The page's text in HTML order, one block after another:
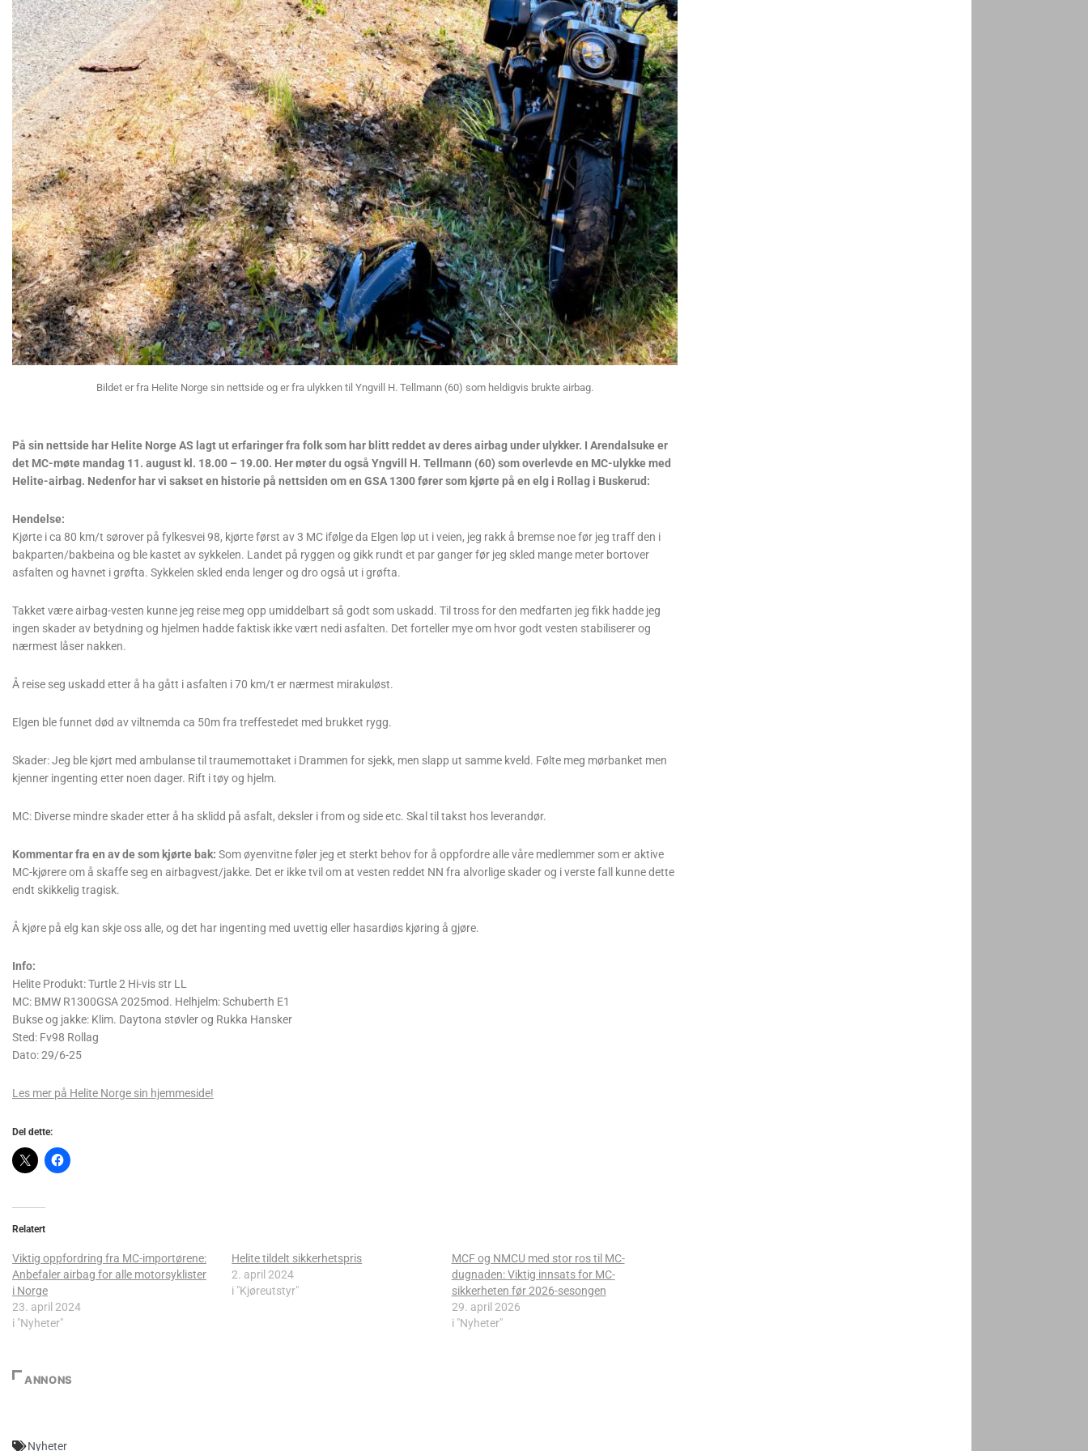
Bildet er fra Helite Norge sin nettside og er fra ulykken til Yngvill H. Tellmann (60) som heldigvis brukte airbag.
På sin nettside har Helite Norge AS lagt ut erfaringer fra folk som har blitt reddet av deres airbag under ulykker. I Arendalsuke er
det MC-møte mandag 11. august kl. 18.00 – 19.00. Her møter du også Yngvill H. Tellmann (60) som overlevde en MC-ulykke med
Helite-airbag. Nedenfor har vi sakset en historie på nettsiden om en GSA 1300 fører som kjørte på en elg i Rollag i Buskerud:
Hendelse:
Kjørte i ca 80 km/t sørover på fylkesvei 98, kjørte først av 3 MC ifølge da Elgen løp ut i veien, jeg rakk å bremse noe før jeg traff den i
bakparten/bakbeina og ble kastet av sykkelen. Landet på ryggen og gikk rundt et par ganger før jeg skled mange meter bortover
asfalten og havnet i grøfta. Sykkelen skled enda lenger og dro også ut i grøfta.
Takket være airbag-vesten kunne jeg reise meg opp umiddelbart så godt som uskadd. Til tross for den medfarten jeg fikk hadde jeg
ingen skader av betydning og hjelmen hadde faktisk ikke vært nedi asfalten. Det forteller mye om hvor godt vesten stabiliserer og
nærmest låser nakken.
Å reise seg uskadd etter å ha gått i asfalten i 70 km/t er nærmest mirakuløst.
Elgen ble funnet død av viltnemda ca 50m fra treffestedet med brukket rygg.
Skader: Jeg ble kjørt med ambulanse til traumemottaket i Drammen for sjekk, men slapp ut samme kveld. Følte meg mørbanket men
kjenner ingenting etter noen dager. Rift i tøy og hjelm.
MC: Diverse mindre skader etter å ha sklidd på asfalt, deksler i from og side etc. Skal til takst hos leverandør.
Kommentar fra en av de som kjørte bak: Som øyenvitne føler jeg et sterkt behov for å oppfordre alle våre medlemmer som er aktive
MC-kjørere om å skaffe seg en airbagvest/jakke. Det er ikke tvil om at vesten reddet NN fra alvorlige skader og i verste fall kunne dette
endt skikkelig tragisk.
Å kjøre på elg kan skje oss alle, og det har ingenting med uvettig eller hasardiøs kjøring å gjøre.
Info:
Helite Produkt: Turtle 2 Hi-vis str LL
MC: BMW R1300GSA 2025mod. Helhjelm: Schuberth E1
Bukse og jakke: Klim. Daytona støvler og Rukka Hansker
Sted: Fv98 Rollag
Dato: 29/6-25
Les mer på Helite Norge sin hjemmeside!
Del dette:
Relatert
Viktig oppfordring fra MC-importørene:
Anbefaler airbag for alle motorsyklister
i Norge
23. april 2024
i "Nyheter"
Helite tildelt sikkerhetspris
2. april 2024
i "Kjøreutstyr"
MCF og NMCU med stor ros til MC-
dugnaden: Viktig innsats for MC-
sikkerheten før 2026-sesongen
29. april 2026
i "Nyheter"
ANNONS
Nyheter